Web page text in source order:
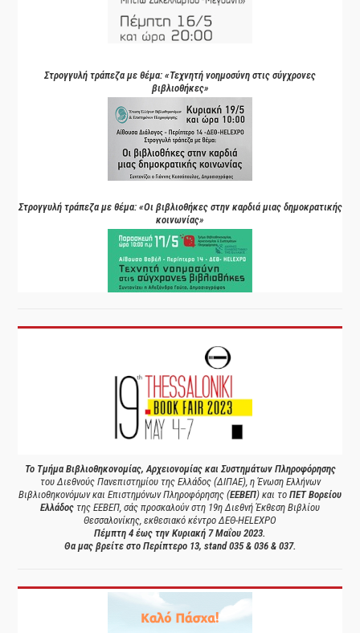
Στρογγυλή τράπεζα με θέμα: «Τεχνητή νοημοσύνη στις σύγχρονες
βιβλιοθήκες»
Στρογγυλή τράπεζα με θέμα: «Οι βιβλιοθήκες στην καρδιά μιας δημοκρατικής
κοινωνίας»
Το Τμήμα Βιβλιοθηκονομίας, Αρχειονομίας και Συστημάτων Πληροφόρησης
του Διεθνούς Πανεπιστημίου της Ελλάδος (ΔΙΠΑΕ), η Ένωση Ελλήνων
Βιβλιοθηκονόμων και Επιστημόνων Πληροφόρησης (ΕΕΒΕΠ) και το ΠΕΤ Βορείου
Ελλάδος της ΕΕΒΕΠ, σάς προσκαλούν στη 19η Διεθνή Έκθεση Βιβλίου
Θεσσαλονίκης, εκθεσιακό κέντρο ΔΕΘ-HELEXPO
Πέμπτη 4 έως την Κυριακή 7 Μαΐου 2023.
Θα μας βρείτε στο Περίπτερο 13, stand 035 & 036 & 037.